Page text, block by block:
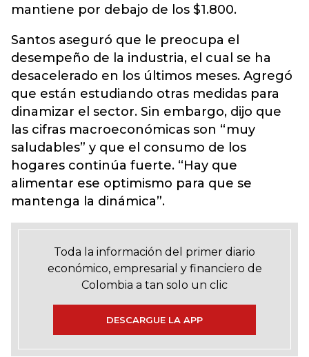
mantiene por debajo de los $1.800.
Santos aseguró que le preocupa el
desempeño de la industria, el cual se ha
desacelerado en los últimos meses. Agregó
que están estudiando otras medidas para
dinamizar el sector. Sin embargo, dijo que
las cifras macroeconómicas son “muy
saludables” y que el consumo de los
hogares continúa fuerte. “Hay que
alimentar ese optimismo para que se
mantenga la dinámica”.
Toda la información del primer diario
económico, empresarial y financiero de
Colombia a tan solo un clic
DESCARGUE LA APP